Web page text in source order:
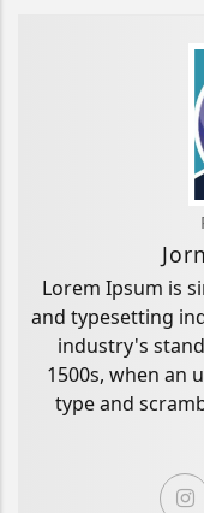
Lorem Ipsum is
and typesetting
industry's
1500s, when an
type and